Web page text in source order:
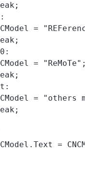
=
=
= "others
=